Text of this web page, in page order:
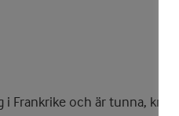
Frankrike och är tunna,